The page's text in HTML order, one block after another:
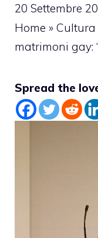
20 Settembre
Home » Cultura
matrimoni gay:
Spread the